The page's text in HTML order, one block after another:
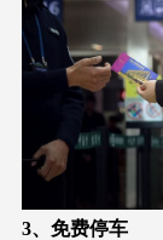
3、免费停车